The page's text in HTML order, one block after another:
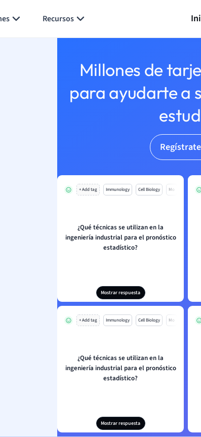
Recursos
Millones de
para ayudarte a
+ Add tag Immunology Cell Biology Mo
¿Qué técnicas se utilizan en la
ingeniería industrial para el pronóstico
estadístico?
Mostrar respuesta
+ Add tag Immunology Cell Biology Mo
¿Qué técnicas se utilizan en la
ingeniería industrial para el pronóstico
estadístico?
Mostrar respuesta